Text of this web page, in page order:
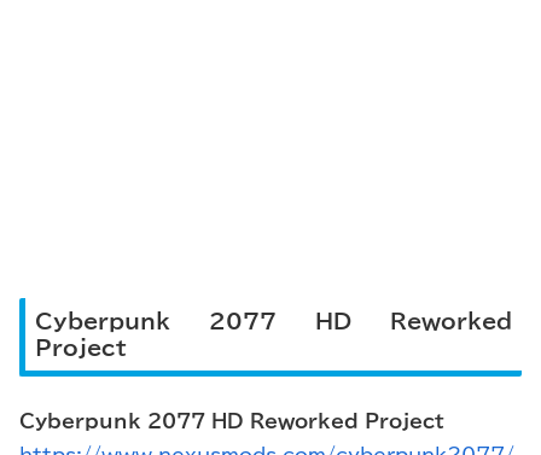
Cyberpunk 2077 HD Reworked
Project
Cyberpunk 2077 HD Reworked Project